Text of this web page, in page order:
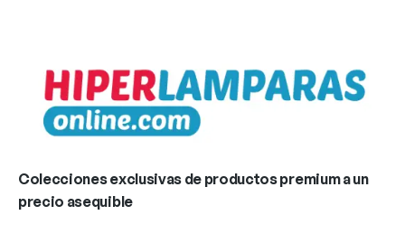
Colecciones exclusivas de productos premium a un
precio asequible